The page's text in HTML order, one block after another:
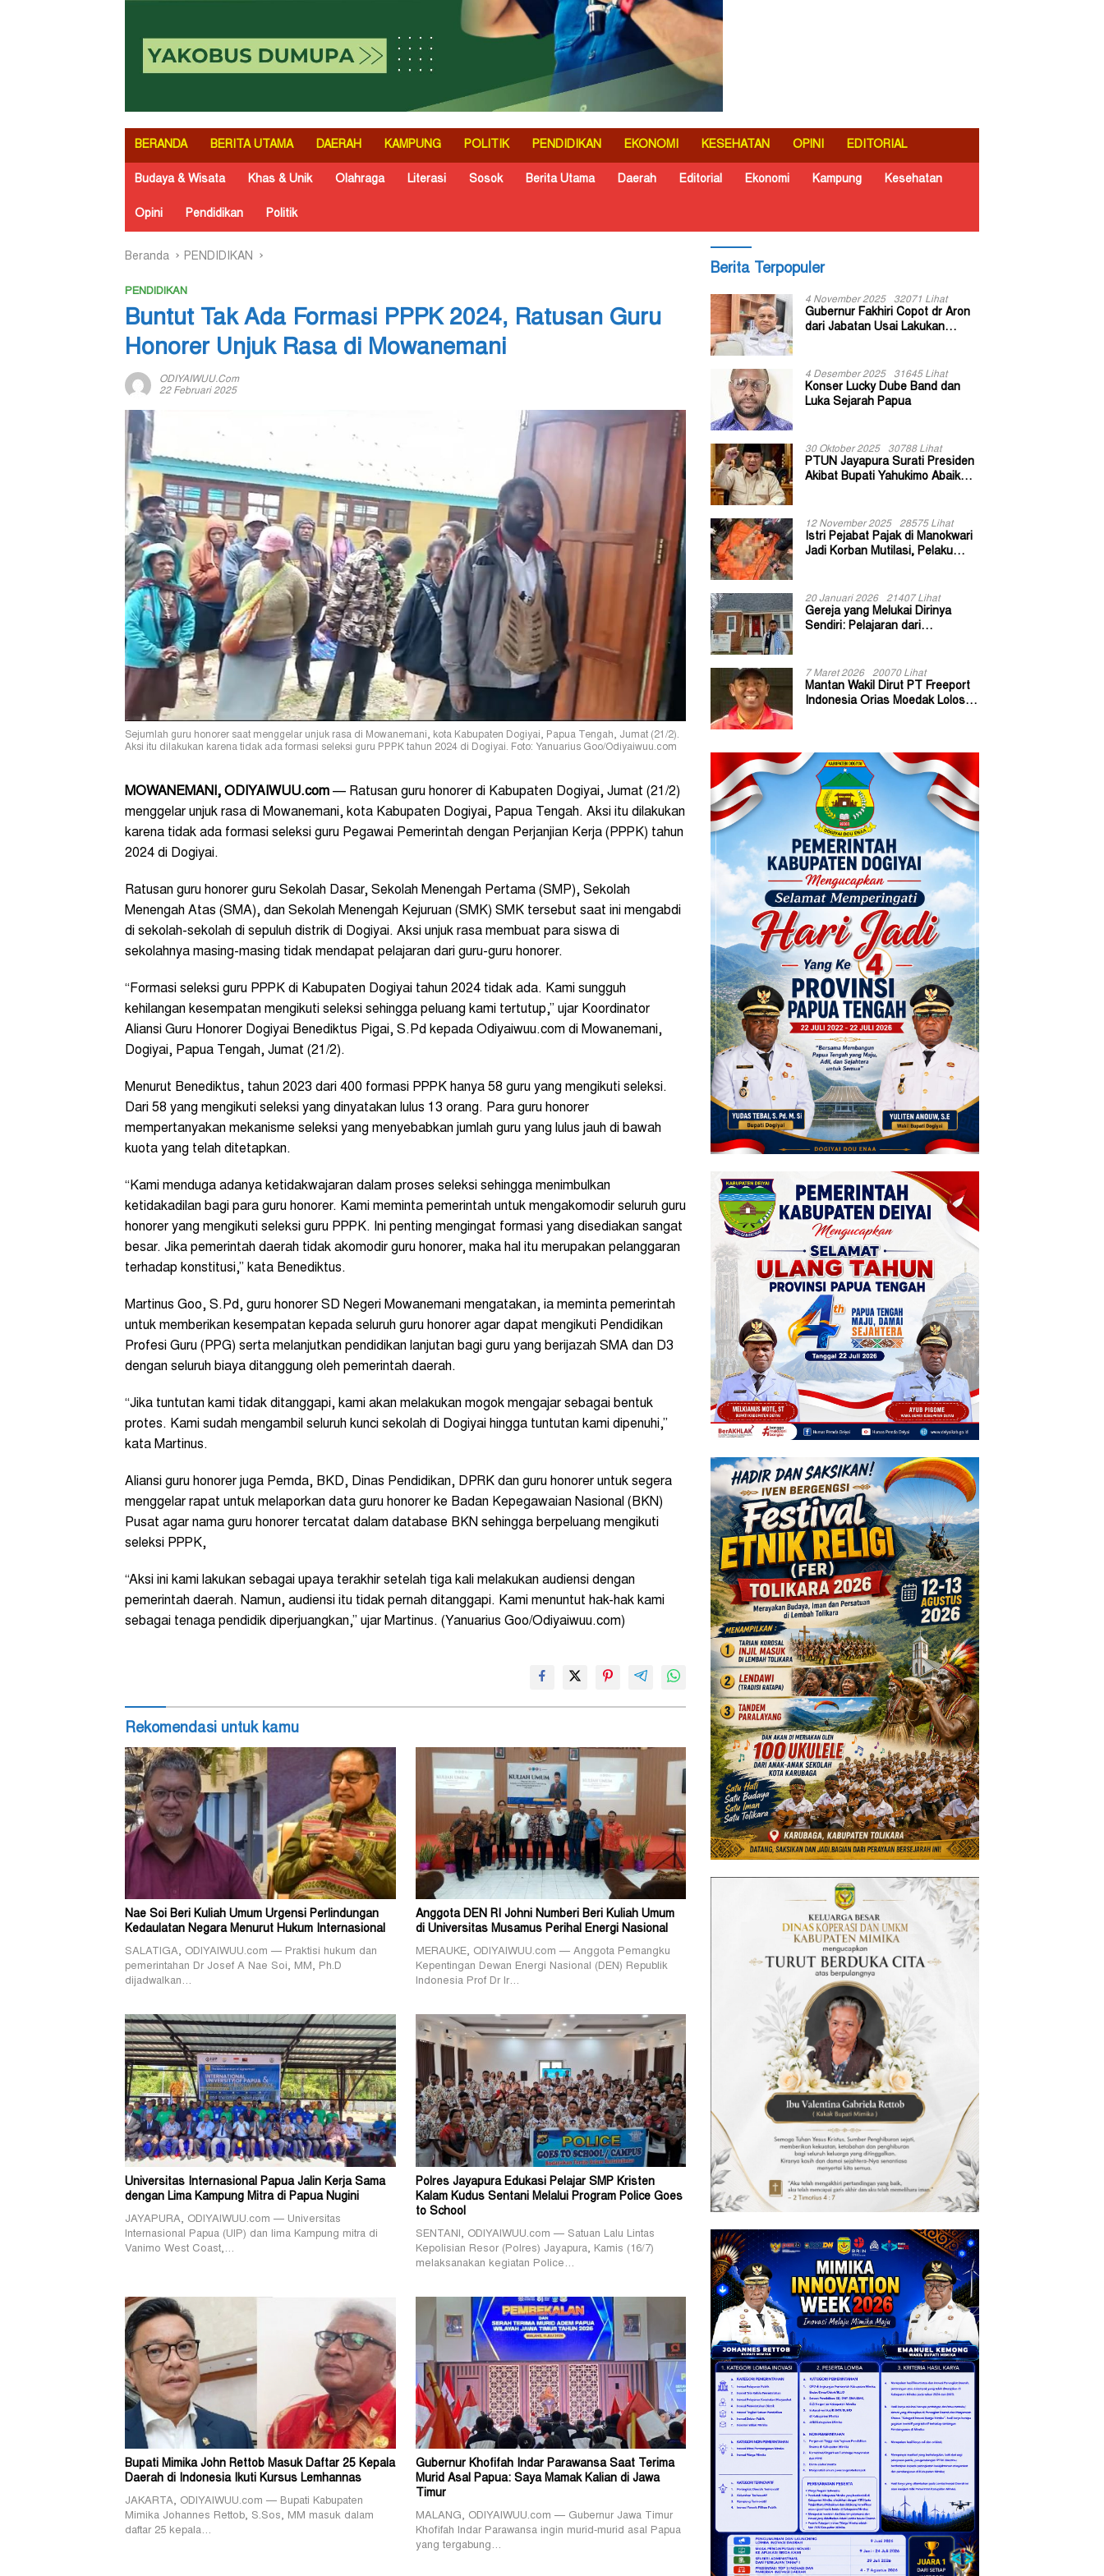
BERANDA BERITA UTAMA DAERAH KAMPUNG POLITIK PENDIDIKAN EKONOMI KESEHATAN OPINI EDITORIAL
Budaya & Wisata Khas & Unik Olahraga Literasi Sosok Berita Utama Daerah Editorial Ekonomi Kampung Kesehatan
Opini Pendidikan Politik
Beranda PENDIDIKAN
PENDIDIKAN
Buntut Tak Ada Formasi PPPK 2024, Ratusan Guru
Honorer Unjuk Rasa di Mowanemani
ODIYAIWUU.com
22 Februari 2025
Sejumlah guru honorer saat menggelar unjuk rasa di Mowanemani, kota Kabupaten Dogiyai, Papua Tengah, Jumat (21/2).
Aksi itu dilakukan karena tidak ada formasi seleksi guru PPPK tahun 2024 di Dogiyai. Foto: Yanuarius Goo/Odiyaiwuu.com
MOWANEMANI, ODIYAIWUU.com — Ratusan guru honorer di Kabupaten Dogiyai, Jumat (21/2)
menggelar unjuk rasa di Mowanemani, kota Kabupaten Dogiyai, Papua Tengah. Aksi itu dilakukan
karena tidak ada formasi seleksi guru Pegawai Pemerintah dengan Perjanjian Kerja (PPPK) tahun
2024 di Dogiyai.
Ratusan guru honorer guru Sekolah Dasar, Sekolah Menengah Pertama (SMP), Sekolah
Menengah Atas (SMA), dan Sekolah Menengah Kejuruan (SMK) SMK tersebut saat ini mengabdi
di sekolah-sekolah di sepuluh distrik di Dogiyai. Aksi unjuk rasa membuat para siswa di
sekolahnya masing-masing tidak mendapat pelajaran dari guru-guru honorer.
“Formasi seleksi guru PPPK di Kabupaten Dogiyai tahun 2024 tidak ada. Kami sungguh
kehilangan kesempatan mengikuti seleksi sehingga peluang kami tertutup,” ujar Koordinator
Aliansi Guru Honorer Dogiyai Benediktus Pigai, S.Pd kepada Odiyaiwuu.com di Mowanemani,
Dogiyai, Papua Tengah, Jumat (21/2).
Menurut Benediktus, tahun 2023 dari 400 formasi PPPK hanya 58 guru yang mengikuti seleksi.
Dari 58 yang mengikuti seleksi yang dinyatakan lulus 13 orang. Para guru honorer
mempertanyakan mekanisme seleksi yang menyebabkan jumlah guru yang lulus jauh di bawah
kuota yang telah ditetapkan.
“Kami menduga adanya ketidakwajaran dalam proses seleksi sehingga menimbulkan
ketidakadilan bagi para guru honorer. Kami meminta pemerintah untuk mengakomodir seluruh guru
honorer yang mengikuti seleksi guru PPPK. Ini penting mengingat formasi yang disediakan sangat
besar. Jika pemerintah daerah tidak akomodir guru honorer, maka hal itu merupakan pelanggaran
terhadap konstitusi,” kata Benediktus.
Martinus Goo, S.Pd, guru honorer SD Negeri Mowanemani mengatakan, ia meminta pemerintah
untuk memberikan kesempatan kepada seluruh guru honorer agar dapat mengikuti Pendidikan
Profesi Guru (PPG) serta melanjutkan pendidikan lanjutan bagi guru yang berijazah SMA dan D3
dengan seluruh biaya ditanggung oleh pemerintah daerah.
“Jika tuntutan kami tidak ditanggapi, kami akan melakukan mogok mengajar sebagai bentuk
protes. Kami sudah mengambil seluruh kunci sekolah di Dogiyai hingga tuntutan kami dipenuhi,”
kata Martinus.
Aliansi guru honorer juga Pemda, BKD, Dinas Pendidikan, DPRK dan guru honorer untuk segera
menggelar rapat untuk melaporkan data guru honorer ke Badan Kepegawaian Nasional (BKN)
Pusat agar nama guru honorer tercatat dalam database BKN sehingga berpeluang mengikuti
seleksi PPPK,
“Aksi ini kami lakukan sebagai upaya terakhir setelah tiga kali melakukan audiensi dengan
pemerintah daerah. Namun, audiensi itu tidak pernah ditanggapi. Kami menuntut hak-hak kami
sebagai tenaga pendidik diperjuangkan,” ujar Martinus. (Yanuarius Goo/Odiyaiwuu.com)
Rekomendasi untuk kamu
Nae Soi Beri Kuliah Umum Urgensi Perlindungan
Kedaulatan Negara Menurut Hukum Internasional
SALATIGA, ODIYAIWUU.com — Praktisi hukum dan
pemerintahan Dr Josef A Nae Soi, MM, Ph.D
dijadwalkan…
Anggota DEN RI Johni Numberi Beri Kuliah Umum
di Universitas Musamus Perihal Energi Nasional
MERAUKE, ODIYAIWUU.com — Anggota Pemangku
Kepentingan Dewan Energi Nasional (DEN) Republik
Indonesia Prof Dr Ir…
Universitas Internasional Papua Jalin Kerja Sama
dengan Lima Kampung Mitra di Papua Nugini
JAYAPURA, ODIYAIWUU.com — Universitas
Internasional Papua (UIP) dan lima Kampung mitra di
Vanimo West Coast,…
Polres Jayapura Edukasi Pelajar SMP Kristen
Kalam Kudus Sentani Melalui Program Police Goes
to School
SENTANI, ODIYAIWUU.com — Satuan Lalu Lintas
Kepolisian Resor (Polres) Jayapura, Kamis (16/7)
melaksanakan kegiatan Police…
Bupati Mimika John Rettob Masuk Daftar 25 Kepala
Daerah di Indonesia Ikuti Kursus Lemhannas
JAKARTA, ODIYAIWUU.com — Bupati Kabupaten
Mimika Johannes Rettob, S.Sos, MM masuk dalam
daftar 25 kepala…
Gubernur Khofifah Indar Parawansa Saat Terima
Murid Asal Papua: Saya Mamak Kalian di Jawa
Timur
MALANG, ODIYAIWUU.com — Gubernur Jawa Timur
Khofifah Indar Parawansa ingin murid-murid asal Papua
yang tergabung…
Berita Terpopuler
4 November 2025 32071 Lihat
Gubernur Fakhiri Copot dr Aron
dari Jabatan Usai Lakukan
4 Desember 2025 31645 Lihat
Konser Lucky Dube Band dan
Luka Sejarah Papua
30 Oktober 2025 30788 Lihat
PTUN Jayapura Surati Presiden
Akibat Bupati Yahukimo Abaikan
12 November 2025 28575 Lihat
Istri Pejabat Pajak di Manokwari
Jadi Korban Mutilasi, Pelaku
20 Januari 2026 21407 Lihat
Gereja yang Melukai Dirinya
Sendiri: Pelajaran dari
7 Maret 2026 20070 Lihat
Mantan Wakil Dirut PT Freeport
Indonesia Orias Moedak Lolos